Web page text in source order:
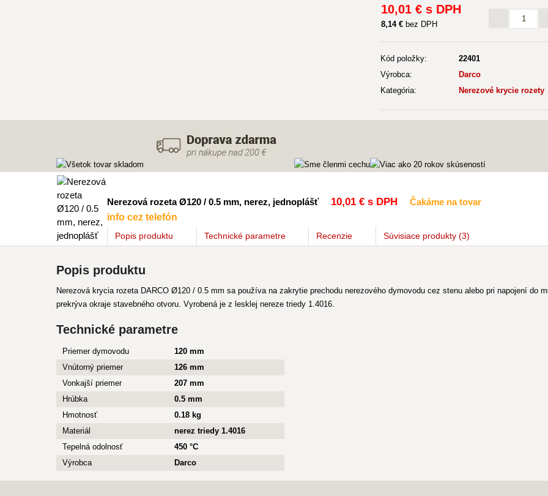
10,01 € s DPH
8,14 € bez DPH
Kód položky:
22401
Výrobca:
Darco
Kategória:
Nerezové krycie rozety
Nerezová rozeta Ø120 / 0.5 mm, nerez, jednoplášť 10,01 € s DPH Čakáme na tovar
info cez telefón
Popis produktu Technické parametre Recenzie Súvisiaceprodukty(3)
Popis produktu
Nerezová krycia rozeta DARCO Ø120 / 0.5 mm sa používa na zakrytie prechodu nerezového dymovodu cez stenu alebo pri napojení do
prekrýva okraje stavebného otvoru. Vyrobená je z lesklej nereze triedy 1.4016.
Technické parametre
Priemer dymovodu
120 mm
Vnútorný priemer
126 mm
Vonkajší priemer
207 mm
Hrúbka
0.5 mm
Hmotnosť
0.18 kg
Materiál
nerez triedy 1.4016
Tepelná odolnosť
450 °C
Výrobca
Darco